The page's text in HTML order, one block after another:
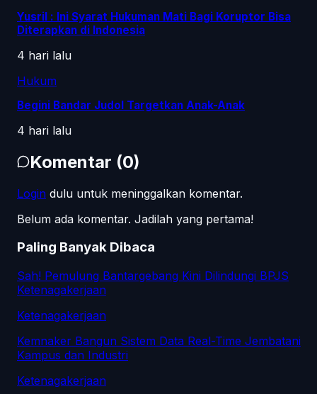
Yusril : Ini Syarat Hukuman Mati Bagi Koruptor Bisa
Diterapkan di Indonesia
4 hari lalu
Hukum
Begini Bandar Judol Targetkan Anak-Anak
4 hari lalu
Komentar (0)
Login dulu untuk meninggalkan komentar.
Belum ada komentar. Jadilah yang pertama!
Paling Banyak Dibaca
Sah! Pemulung Bantargebang Kini Dilindungi BPJS
Ketenagakerjaan
Ketenagakerjaan
Kemnaker Bangun Sistem Data Real-Time Jembatani
Kampus dan Industri
Ketenagakerjaan